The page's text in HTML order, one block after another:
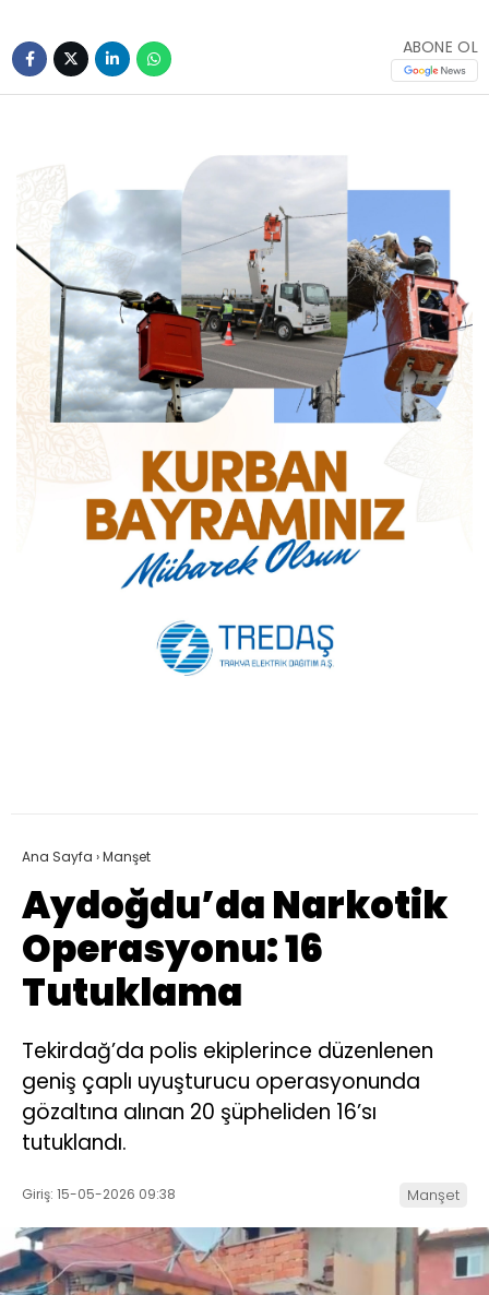
ABONE OL
Ana Sayfa ›Manşet
Aydoğdu’da Narkotik
Operasyonu: 16
Tutuklama
Tekirdağ’da polis ekiplerince düzenlenen
geniş çaplı uyuşturucu operasyonunda
gözaltına alınan 20 şüpheliden 16’sı
tutuklandı.
Giriş: 15-05-2026 09:38 Manşet